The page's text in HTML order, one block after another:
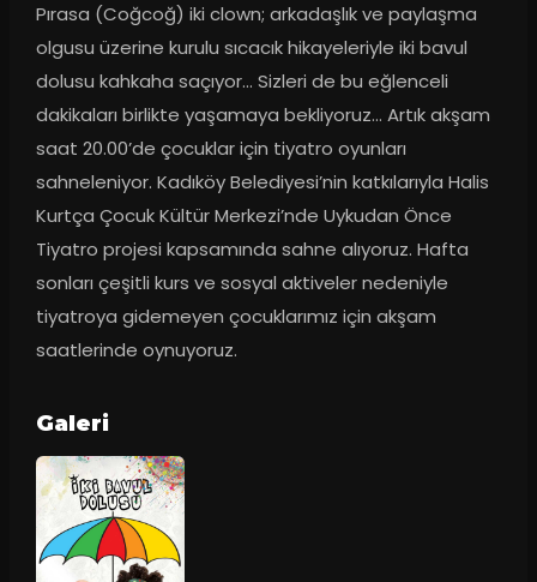
Pırasa (Coğcoğ) iki clown; arkadaşlık ve paylaşma
olgusu üzerine kurulu sıcacık hikayeleriyle iki bavul
dolusu kahkaha saçıyor... Sizleri de bu eğlenceli
dakikaları birlikte yaşamaya bekliyoruz... Artık akşam
saat 20.00’de çocuklar için tiyatro oyunları
sahneleniyor. Kadıköy Belediyesi’nin katkılarıyla Halis
Kurtça Çocuk Kültür Merkezi’nde Uykudan Önce
Tiyatro projesi kapsamında sahne alıyoruz. Hafta
sonları çeşitli kurs ve sosyal aktiveler nedeniyle
tiyatroya gidemeyen çocuklarımız için akşam
saatlerinde oynuyoruz.
Galeri